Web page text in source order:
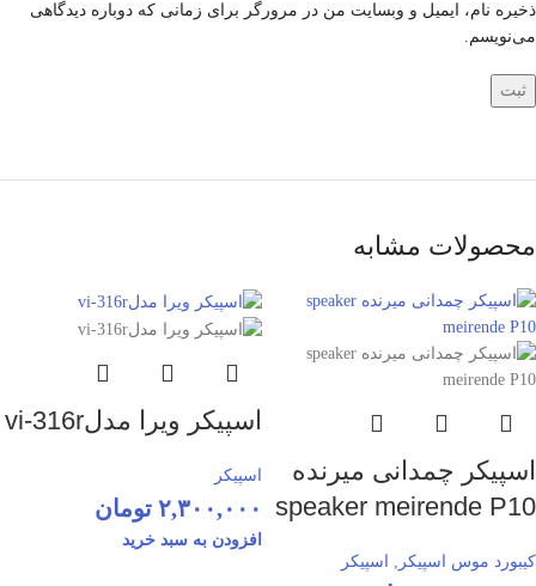
ذخیره نام، ایمیل و وبسایت من در مرورگر برای زمانی که دوباره دیدگاهی
می‌نویسم.
محصولات مشابه
اسپیکر چمدانی میرنده
speaker meirende P10
کیبورد موس اسپیکر , اسپیکر
اسپیکر ویرا مدلvi-316r
اسپیکر
۲,۳۰۰,۰۰۰ تومان
افزودن به سبد خرید